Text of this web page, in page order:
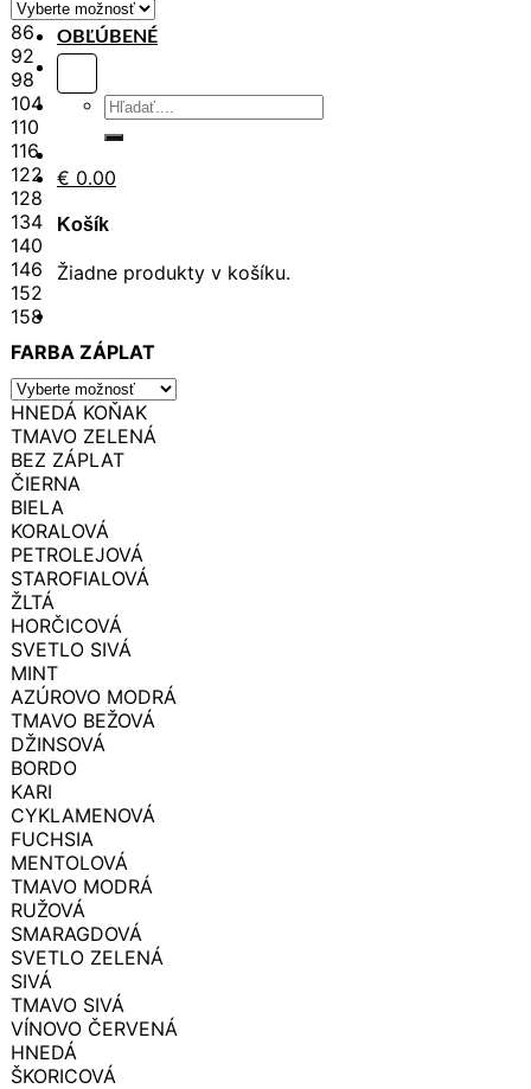
Kontakt
OBĽÚBENÉ
Hľadať:
€ 0.00
Košík
Žiadne produkty v košíku.
86
92
98
104
110
116
122
128
134
140
146
152
158
FARBA ZÁPLAT
HNEDÁ KOŇAK
TMAVO ZELENÁ
BEZ ZÁPLAT
ČIERNA
BIELA
KORALOVÁ
PETROLEJOVÁ
STAROFIALOVÁ
ŽLTÁ
HORČICOVÁ
SVETLO SIVÁ
MINT
AZÚROVO MODRÁ
TMAVO BEŽOVÁ
DŽINSOVÁ
BORDO
KARI
CYKLAMENOVÁ
FUCHSIA
MENTOLOVÁ
TMAVO MODRÁ
RUŽOVÁ
SMARAGDOVÁ
SVETLO ZELENÁ
SIVÁ
TMAVO SIVÁ
VÍNOVO ČERVENÁ
HNEDÁ
ŠKORICOVÁ